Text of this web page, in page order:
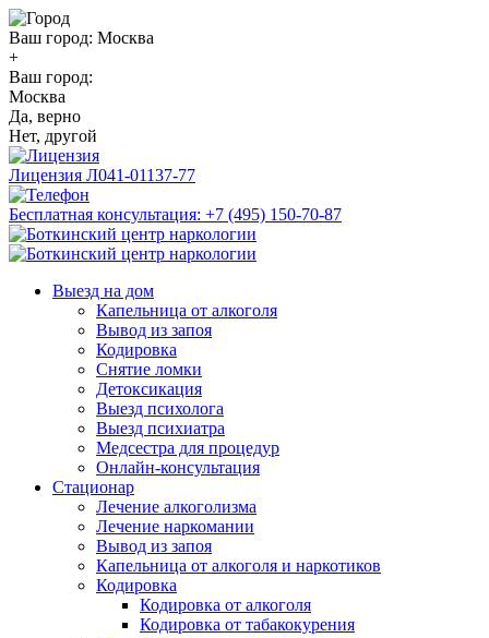
Ваш город: Москва
+
Ваш город:
Москва
Да, верно
Нет, другой
Лицензия Л041-01137-77
Бесплатная консультация: +7 (495) 150-70-87
Выезд на дом
Капельница от алкоголя
Вывод из запоя
Кодировка
Снятие ломки
Детоксикация
Выезд психолога
Выезд психиатра
Медсестра для процедур
Онлайн-консультация
Стационар
Лечение алкоголизма
Лечение наркомании
Вывод из запоя
Капельница от алкоголя и наркотиков
Кодировка
Кодировка от алкоголя
Кодировка от табакокурения